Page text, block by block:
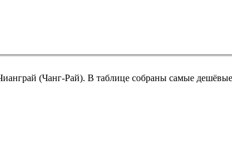
(Чанг-Рай). В таблице собраны самые